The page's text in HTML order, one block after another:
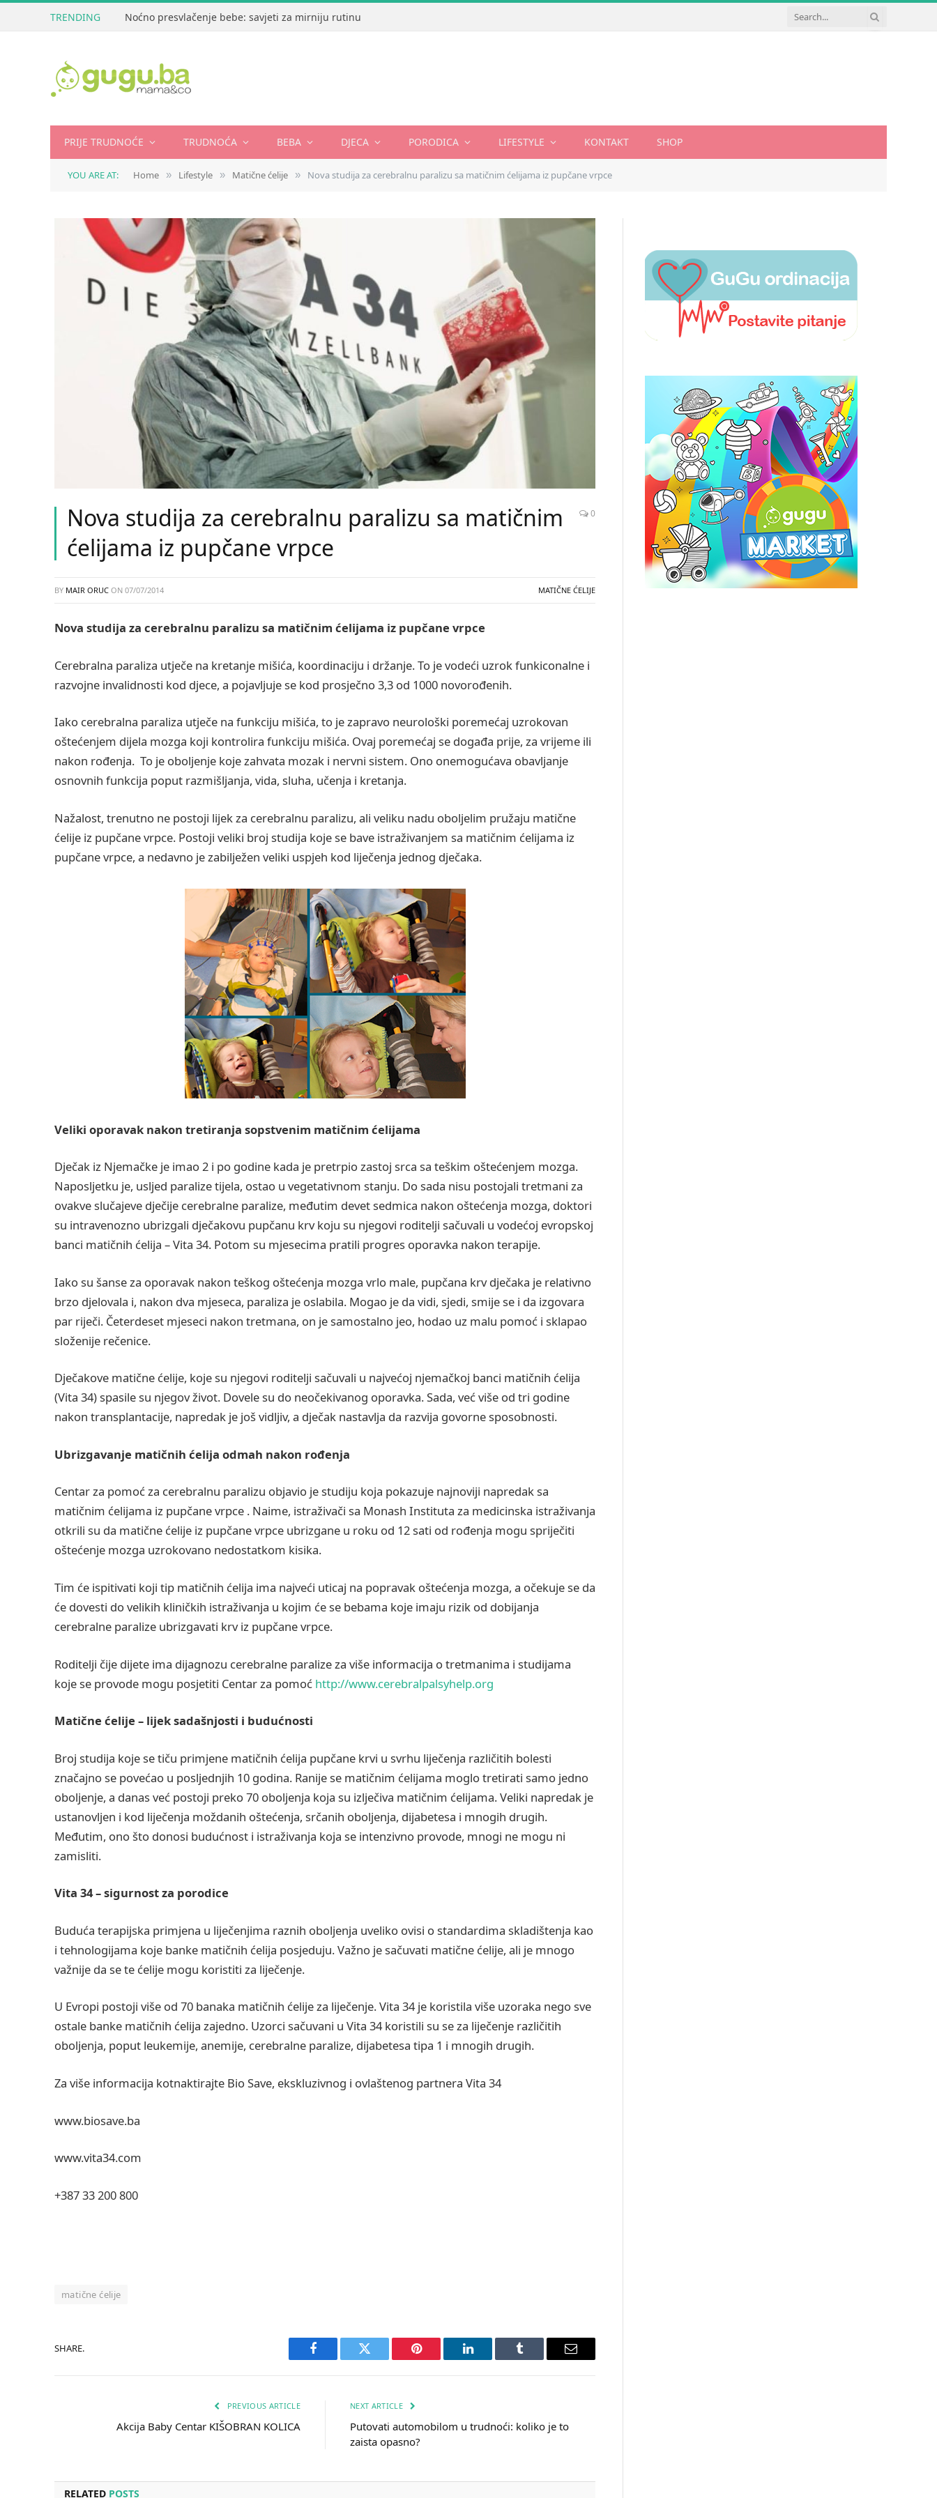
TRENDING Noćno presvlačenje bebe: savjeti za mirniju rutinu
PRIJE TRUDNOĆE TRUDNOĆA BEBA DJECA PORODICA LIFESTYLE KONTAKT SHOP
YOU ARE AT: Home » Lifestyle » Matične ćelije » Nova studija za cerebralnu paralizu sa matičnim ćelijama iz pupčane vrpce
Nova studija za cerebralnu paralizu sa matičnim
ćelijama iz pupčane vrpce
0
BY MAIR ORUC ON 07/07/2014 MATIČNE ĆELIJE
Nova studija za cerebralnu paralizu sa matičnim ćelijama iz pupčane vrpce
Cerebralna paraliza utječe na kretanje mišića, koordinaciju i držanje. To je vodeći uzrok funkiconalne i
razvojne invalidnosti kod djece, a pojavljuje se kod prosječno 3,3 od 1000 novorođenih.
Iako cerebralna paraliza utječe na funkciju mišića, to je zapravo neurološki poremećaj uzrokovan
oštećenjem dijela mozga koji kontrolira funkciju mišića. Ovaj poremećaj se događa prije, za vrijeme ili
nakon rođenja. To je oboljenje koje zahvata mozak i nervni sistem. Ono onemogućava obavljanje
osnovnih funkcija poput razmišljanja, vida, sluha, učenja i kretanja.
Nažalost, trenutno ne postoji lijek za cerebralnu paralizu, ali veliku nadu oboljelim pružaju matične
ćelije iz pupčane vrpce. Postoji veliki broj studija koje se bave istraživanjem sa matičnim ćelijama iz
pupčane vrpce, a nedavno je zabilježen veliki uspjeh kod liječenja jednog dječaka.
Veliki oporavak nakon tretiranja sopstvenim matičnim ćelijama
Dječak iz Njemačke je imao 2 i po godine kada je pretrpio zastoj srca sa teškim oštećenjem mozga.
Naposljetku je, usljed paralize tijela, ostao u vegetativnom stanju. Do sada nisu postojali tretmani za
ovakve slučajeve dječije cerebralne paralize, međutim devet sedmica nakon oštećenja mozga, doktori
su intravenozno ubrizgali dječakovu pupčanu krv koju su njegovi roditelji sačuvali u vodećoj evropskoj
banci matičnih ćelija – Vita 34. Potom su mjesecima pratili progres oporavka nakon terapije.
Iako su šanse za oporavak nakon teškog oštećenja mozga vrlo male, pupčana krv dječaka je relativno
brzo djelovala i, nakon dva mjeseca, paraliza je oslabila. Mogao je da vidi, sjedi, smije se i da izgovara
par riječi. Četerdeset mjeseci nakon tretmana, on je samostalno jeo, hodao uz malu pomoć i sklapao
složenije rečenice.
Dječakove matične ćelije, koje su njegovi roditelji sačuvali u najvećoj njemačkoj banci matičnih ćelija
(Vita 34) spasile su njegov život. Dovele su do neočekivanog oporavka. Sada, već više od tri godine
nakon transplantacije, napredak je još vidljiv, a dječak nastavlja da razvija govorne sposobnosti.
Ubrizgavanje matičnih ćelija odmah nakon rođenja
Centar za pomoć za cerebralnu paralizu objavio je studiju koja pokazuje najnoviji napredak sa
matičnim ćelijama iz pupčane vrpce . Naime, istraživači sa Monash Instituta za medicinska istraživanja
otkrili su da matične ćelije iz pupčane vrpce ubrizgane u roku od 12 sati od rođenja mogu spriječiti
oštećenje mozga uzrokovano nedostatkom kisika.
Tim će ispitivati koji tip matičnih ćelija ima najveći uticaj na popravak oštećenja mozga, a očekuje se da
će dovesti do velikih kliničkih istraživanja u kojim će se bebama koje imaju rizik od dobijanja
cerebralne paralize ubrizgavati krv iz pupčane vrpce.
Roditelji čije dijete ima dijagnozu cerebralne paralize za više informacija o tretmanima i studijama
koje se provode mogu posjetiti Centar za pomoć http://www.cerebralpalsyhelp.org
Matične ćelije – lijek sadašnjosti i budućnosti
Broj studija koje se tiču primjene matičnih ćelija pupčane krvi u svrhu liječenja različitih bolesti
značajno se povećao u posljednjih 10 godina. Ranije se matičnim ćelijama moglo tretirati samo jedno
oboljenje, a danas već postoji preko 70 oboljenja koja su izlječiva matičnim ćelijama. Veliki napredak je
ustanovljen i kod liječenja moždanih oštećenja, srčanih oboljenja, dijabetesa i mnogih drugih.
Međutim, ono što donosi budućnost i istraživanja koja se intenzivno provode, mnogi ne mogu ni
zamisliti.
Vita 34 – sigurnost za porodice
Buduća terapijska primjena u liječenjima raznih oboljenja uveliko ovisi o standardima skladištenja kao
i tehnologijama koje banke matičnih ćelija posjeduju. Važno je sačuvati matične ćelije, ali je mnogo
važnije da se te ćelije mogu koristiti za liječenje.
U Evropi postoji više od 70 banaka matičnih ćelije za liječenje. Vita 34 je koristila više uzoraka nego sve
ostale banke matičnih ćelija zajedno. Uzorci sačuvani u Vita 34 koristili su se za liječenje različitih
oboljenja, poput leukemije, anemije, cerebralne paralize, dijabetesa tipa 1 i mnogih drugih.
Za više informacija kotnaktirajte Bio Save, ekskluzivnog i ovlaštenog partnera Vita 34
www.biosave.ba
www.vita34.com
+387 33 200 800
matične ćelije
SHARE.
Facebook Twitter Pinterest LinkedIn Tumblr Email
PREVIOUS ARTICLE
Akcija Baby Centar KIŠOBRAN KOLICA
NEXT ARTICLE
Putovati automobilom u trudnoći: koliko je to
zaista opasno?
RELATED POSTS